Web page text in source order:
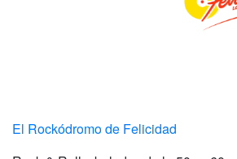
El Rockódromo de Felicidad